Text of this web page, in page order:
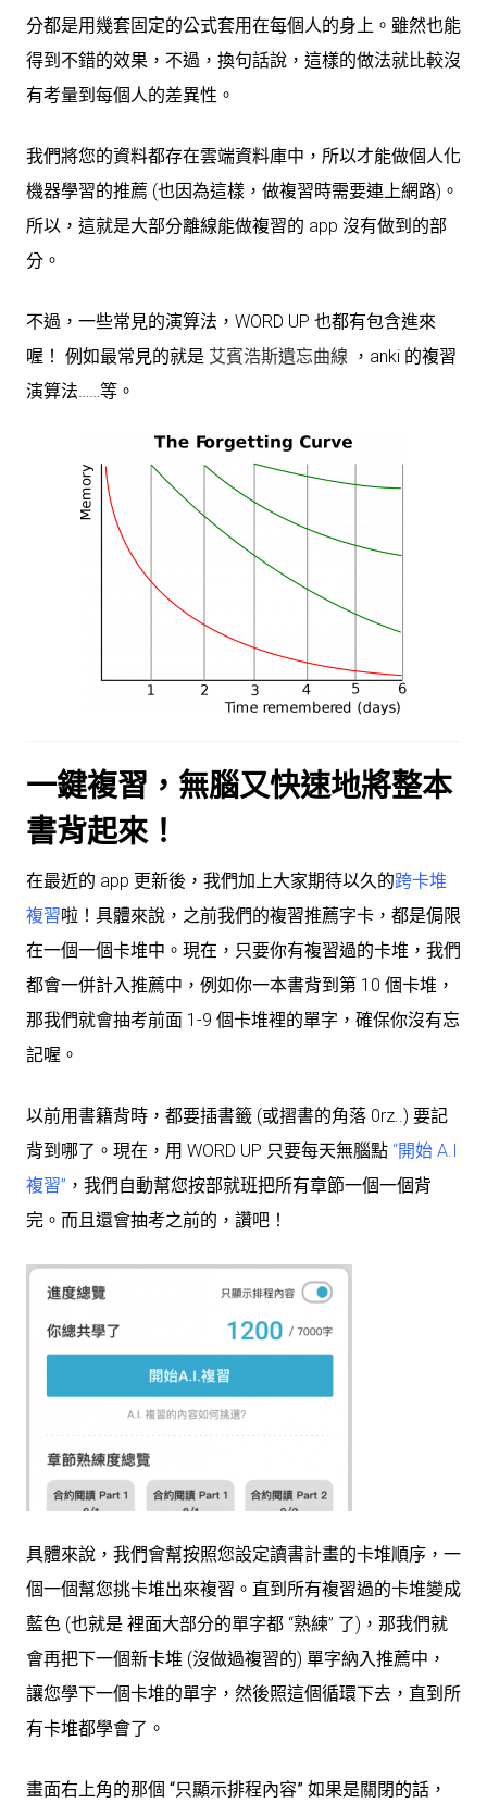
分都是用幾套固定的公式套用在每個人的身上。雖然也能
得到不錯的效果，不過，換句話說，這樣的做法就比較沒
有考量到每個人的差異性。
我們將您的資料都存在雲端資料庫中，所以才能做個人化
機器學習的推薦 (也因為這樣，做複習時需要連上網路)。
所以，這就是大部分離線能做複習的 app 沒有做到的部
分。
不過，一些常見的演算法，WORD UP 也都有包含進來
喔！ 例如最常見的就是 艾賓浩斯遺忘曲線 ，anki 的複習
演算法……等。
一鍵複習，無腦又快速地將整本
書背起來！
在最近的 app 更新後，我們加上大家期待以久的跨卡堆
複習啦！具體來說，之前我們的複習推薦字卡，都是侷限
在一個一個卡堆中。現在，只要你有複習過的卡堆，我們
都會一併計入推薦中，例如你一本書背到第 10 個卡堆，
那我們就會抽考前面 1-9 個卡堆裡的單字，確保你沒有忘
記喔。
以前用書籍背時，都要插書籤 (或摺書的角落 0rz..) 要記
背到哪了。現在，用 WORD UP 只要每天無腦點 “開始 A.I
複習” ，我們自動幫您按部就班把所有章節一個一個背
完。而且還會抽考之前的，讚吧！
具體來說，我們會幫按照您設定讀書計畫的卡堆順序，一
個一個幫您挑卡堆出來複習。直到所有複習過的卡堆變成
藍色 (也就是 裡面大部分的單字都 “熟練” 了)，那我們就
會再把下一個新卡堆 (沒做過複習的) 單字納入推薦中，
讓您學下一個卡堆的單字，然後照這個循環下去，直到所
有卡堆都學會了。
畫面右上角的那個 “只顯示排程內容” 如果是關閉的話，